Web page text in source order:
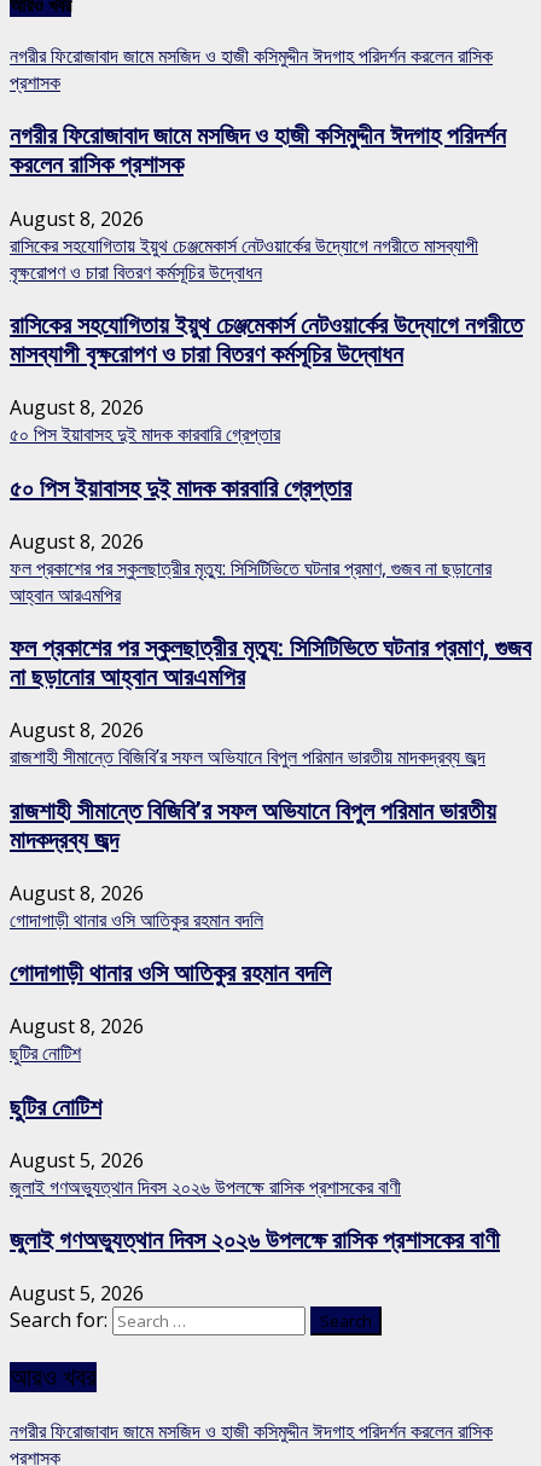
আরও খবর
নগরীর ফিরোজাবাদ জামে মসজিদ ও হাজী কসিমুদ্দীন ঈদগাহ পরিদর্শন করলেন রাসিক
প্রশাসক
নগরীর ফিরোজাবাদ জামে মসজিদ ও হাজী কসিমুদ্দীন ঈদগাহ পরিদর্শন
করলেন রাসিক প্রশাসক
August 8, 2026
রাসিকের সহযোগিতায় ইয়ুথ চেঞ্জমেকার্স নেটওয়ার্কের উদ্যোগে নগরীতে মাসব্যাপী
বৃক্ষরোপণ ও চারা বিতরণ কর্মসূচির উদ্বোধন
রাসিকের সহযোগিতায় ইয়ুথ চেঞ্জমেকার্স নেটওয়ার্কের উদ্যোগে নগরীতে
মাসব্যাপী বৃক্ষরোপণ ও চারা বিতরণ কর্মসূচির উদ্বোধন
August 8, 2026
৫০ পিস ইয়াবাসহ দুই মাদক কারবারি গ্রেপ্তার
৫০ পিস ইয়াবাসহ দুই মাদক কারবারি গ্রেপ্তার
August 8, 2026
ফল প্রকাশের পর স্কুলছাত্রীর মৃত্যু: সিসিটিভিতে ঘটনার প্রমাণ, গুজব না ছড়ানোর
আহ্বান আরএমপির
ফল প্রকাশের পর স্কুলছাত্রীর মৃত্যু: সিসিটিভিতে ঘটনার প্রমাণ, গুজব
না ছড়ানোর আহ্বান আরএমপির
August 8, 2026
রাজশাহী সীমান্তে বিজিবি’র সফল অভিযানে বিপুল পরিমান ভারতীয় মাদকদ্রব্য জব্দ
রাজশাহী সীমান্তে বিজিবি’র সফল অভিযানে বিপুল পরিমান ভারতীয়
মাদকদ্রব্য জব্দ
August 8, 2026
গোদাগাড়ী থানার ওসি আতিকুর রহমান বদলি
গোদাগাড়ী থানার ওসি আতিকুর রহমান বদলি
August 8, 2026
ছুটির নোটিশ
ছুটির নোটিশ
August 5, 2026
জুলাই গণঅভ্যুত্থান দিবস ২০২৬ উপলক্ষে রাসিক প্রশাসকের বাণী
জুলাই গণঅভ্যুত্থান দিবস ২০২৬ উপলক্ষে রাসিক প্রশাসকের বাণী
August 5, 2026
Search for:
আরও খবর
নগরীর ফিরোজাবাদ জামে মসজিদ ও হাজী কসিমুদ্দীন ঈদগাহ পরিদর্শন করলেন রাসিক
প্রশাসক